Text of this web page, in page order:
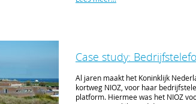
Case study:
Al jaren maakt het Koninklijk
kortweg NIOZ, voor haar
platform. Hiermee was het NIOZ